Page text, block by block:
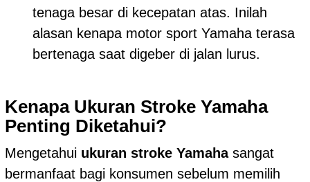
tenaga besar di kecepatan atas. Inilah
alasan kenapa motor sport Yamaha terasa
bertenaga saat digeber di jalan lurus.
Kenapa Ukuran Stroke Yamaha
Penting Diketahui?
Mengetahui ukuran stroke Yamahasangat
bermanfaat bagi konsumen sebelum memilih